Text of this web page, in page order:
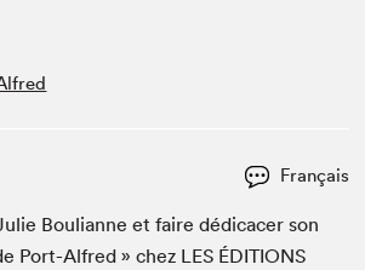
Français
Bou­lianne et faire dédi­cac­er son
Port-Alfred » chez LES ÉDI­TIONS